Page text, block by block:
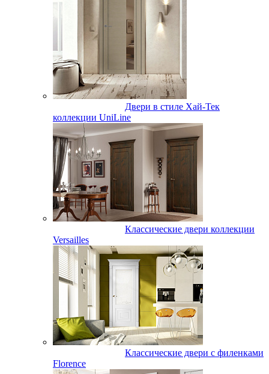
Двери в стиле Хай-Тек
коллекции UniLine
Классические двери коллекции
Versailles
Классические двери с филенками
Florence